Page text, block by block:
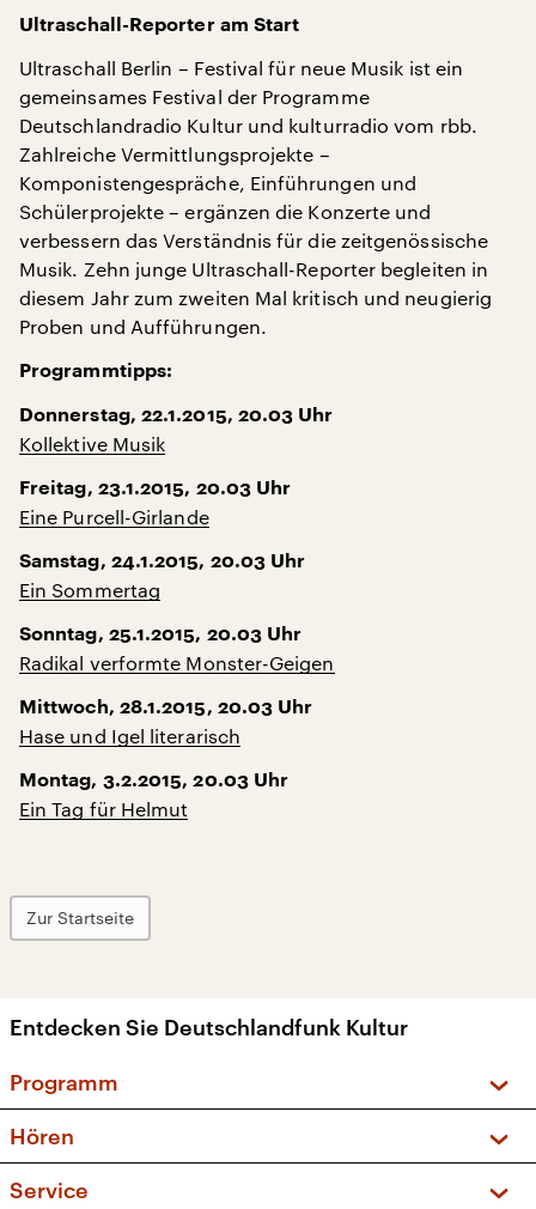
Ultraschall-Reporter am Start
Ultraschall Berlin – Festival für neue Musik ist ein
gemeinsames Festival der Programme
Deutschlandradio Kultur und kulturradio vom rbb.
Zahlreiche Vermittlungsprojekte –
Komponistengespräche, Einführungen und
Schülerprojekte – ergänzen die Konzerte und
verbessern das Verständnis für die zeitgenössische
Musik. Zehn junge Ultraschall-Reporter begleiten in
diesem Jahr zum zweiten Mal kritisch und neugierig
Proben und Aufführungen.
Programmtipps:
Donnerstag, 22.1.2015, 20.03 Uhr
Kollektive Musik
Freitag, 23.1.2015, 20.03 Uhr
Eine Purcell-Girlande
Samstag, 24.1.2015, 20.03 Uhr
Ein Sommertag
Sonntag, 25.1.2015, 20.03 Uhr
Radikal verformte Monster-Geigen
Mittwoch, 28.1.2015, 20.03 Uhr
Hase und Igel literarisch
Montag, 3.2.2015, 20.03 Uhr
Ein Tag für Helmut
Zur Startseite
Entdecken Sie Deutschlandfunk Kultur
Programm
Sendungen und Podcasts
Musikliste
Hören
Service